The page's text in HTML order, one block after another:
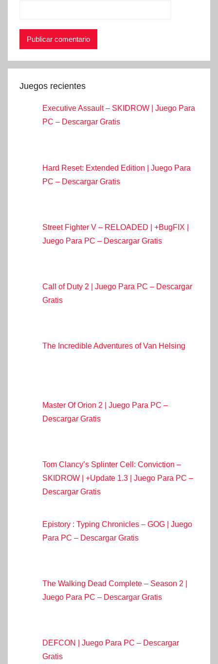
Juegos recientes
Executive Assault – SKIDROW | Juego Para
PC – Descargar Gratis
Hard Reset: Extended Edition | Juego Para
PC – Descargar Gratis
Street Fighter V – RELOADED | +BugFIX |
Juego Para PC – Descargar Gratis
Call of Duty 2 | Juego Para PC – Descargar
Gratis
The Incredible Adventures of Van Helsing
Master Of Orion 2 | Juego Para PC –
Descargar Gratis
Tom Clancy’s Splinter Cell: Conviction –
SKIDROW | +Update 1.3 | Juego Para PC –
Descargar Gratis
Epistory : Typing Chronicles – GOG | Juego
Para PC – Descargar Gratis
The Walking Dead Complete – Season 2 |
Juego Para PC – Descargar Gratis
DEFCON | Juego Para PC – Descargar
Gratis